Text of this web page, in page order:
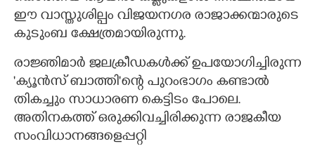
ഈ വാസ്തുശില്പം വിജയനഗര രാജാക്കന്മാരുടെ
കുടുംബ ക്ഷേത്രമായിരുന്നു.
രാജ്ഞിമാർ ജലക്രീഡകൾക്ക് ഉപയോഗിച്ചിരുന്ന
'ക്യൂൻസ് ബാത്തി"ന്റെ പുറംഭാഗം കണ്ടാൽ
തികച്ചും സാധാരണ കെട്ടിടം പോലെ.
അതിനകത്ത് ഒരുക്കിവച്ചിരിക്കുന്ന രാജകീയ
സംവിധാനങ്ങളെപ്പറ്റി